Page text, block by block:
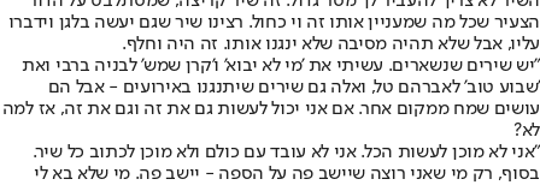
הצעיר שכל מה שמעניין אותו זה וי כחול. רצינו שיר שגם יעשה בלגן וידברו
עליו, אבל שלא תהיה מסיבה שלא ינגנו אותו. זה היה וחלף.
"יש שירים שנשארים. עשיתי את 'מי לא יבוא' ו'קרן שמש' לבניה ברבי ואת
'שבוע טוב' לאברהם טל, ואלה גם שירים שיתנגנו באירועים - אבל הם
עושים שמח ממקום אחר. אם אני יכול לעשות גם את זה וגם את זה, אז למה
לא?
"אני לא מוכן לעשות הכל. אני לא עובד עם כולם ולא מוכן לכתוב כל שיר.
בסוף, רק מי שאני רוצה שיישב פה על הספה - יישב פה. מי שלא בא לי